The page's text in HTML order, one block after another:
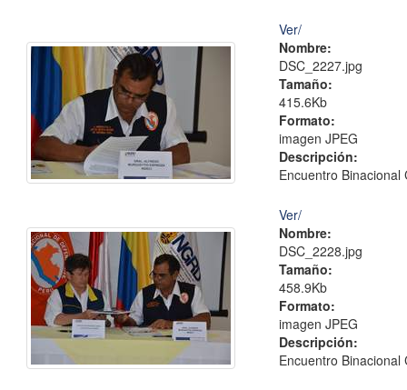
Ver/
Nombre:
DSC_2227.jpg
Tamaño:
415.6Kb
Formato:
imagen JPEG
Descripción:
Encuentro Binacional
Ver/
Nombre:
DSC_2228.jpg
Tamaño:
458.9Kb
Formato:
imagen JPEG
Descripción:
Encuentro Binacional